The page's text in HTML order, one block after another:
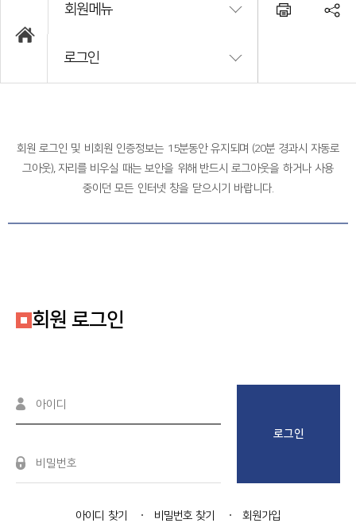
회원메뉴
희망케어소개
서부희망케어센터
로그인
회원 로그인 및 비회원 인증정보는 15분동안 유지되며 (20분 경과시 자동로
그아웃), 자리를 비우실 때는 보안을 위해 반드시 로그아웃을 하거나 사용
중이던 모든 인터넷 창을 닫으시기 바랍니다.
회원 로그인
로그인
아이디 찾기 비밀번호 찾기 회원가입